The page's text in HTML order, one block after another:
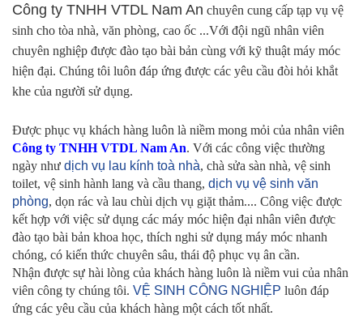
Công ty TNHH VTDL Nam An chuyên cung cấp tạp vụ vệ
sinh cho tòa nhà, văn phòng, cao ốc ...Với đội ngũ nhân viên
chuyên nghiệp được đào tạo bài bản cùng với kỹ thuật máy móc
hiện đại. Chúng tôi luôn đáp ứng được các yêu cầu đòi hỏi khắt
khe của người sử dụng.
Được phục vụ khách hàng luôn là niềm mong mỏi của nhân viên
Công ty TNHH VTDL Nam An. Với các công việc thường
ngày như dịch vụ lau kính toà nhà, chà sửa sàn nhà, vệ sinh
toilet, vệ sinh hành lang và cầu thang, dịch vụ vệ sinh văn
phòng, dọn rác và lau chùi dịch vụ giặt thảm.... Công việc được
kết hợp với việc sử dụng các máy móc hiện đại nhân viên được
đào tạo bài bản khoa học, thích nghi sử dụng máy móc nhanh
chóng, có kiến thức chuyên sâu, thái độ phục vụ ân cần.
Nhận được sự hài lòng của khách hàng luôn là niềm vui của nhân
viên công ty chúng tôi. VỆ SINH CÔNG NGHIỆP luôn đáp
ứng các yêu cầu của khách hàng một cách tốt nhất.